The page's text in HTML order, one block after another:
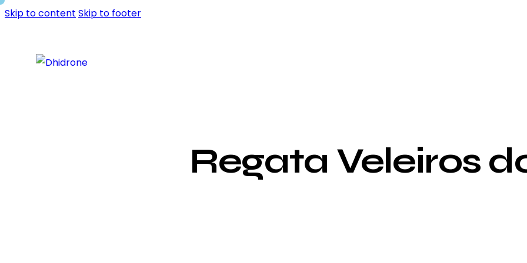
Skip to content Skip to footer
Regata Veleiros